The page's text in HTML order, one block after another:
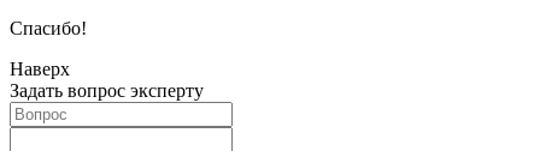
Спасибо!
Наверх
Задать вопрос эксперту